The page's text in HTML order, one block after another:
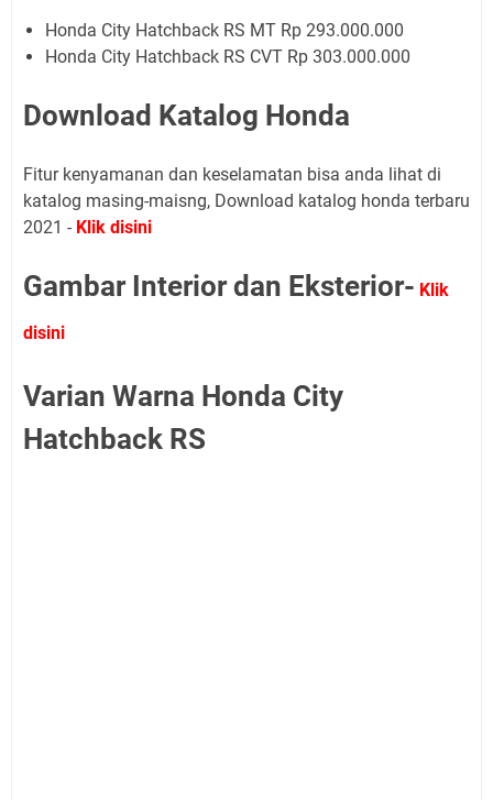
Honda City Hatchback RS MT Rp 293.000.000
Honda City Hatchback RS CVT Rp 303.000.000
Download Katalog Honda
Fitur kenyamanan dan keselamatan bisa anda lihat di
katalog masing-maisng, Download katalog honda terbaru
2021 - Klik disini
Gambar Interior dan Eksterior- Klik
disini
Varian Warna Honda City
Hatchback RS